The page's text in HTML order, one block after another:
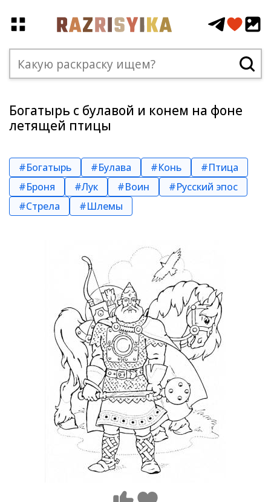
Богатырь с булавой и конем на фоне
летящей птицы
#Богатырь #Булава #Конь
#Птица
#Броня
#Лук #Воин
#Русский эпос
#Стрела
#Шлемы